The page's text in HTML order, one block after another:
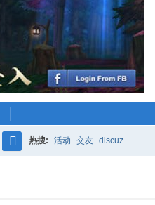
热搜: 活动 交友 discuz